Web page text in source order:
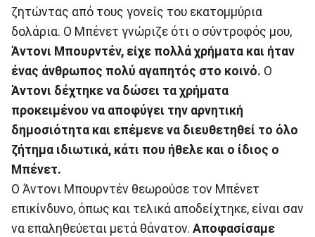
ζητώντας από τους γονείς του εκατομμύρια
δολάρια. Ο Μπένετ γνώριζε ότι ο σύντροφός μου,
Άντονι Μπουρντέν, είχε πολλά χρήματα και ήταν
ένας άνθρωπος πολύ αγαπητός στο κοινό. Ο
Άντονι δέχτηκε να δώσει τα χρήματα
προκειμένου να αποφύγει την αρνητική
δημοσιότητα και επέμενε να διευθετηθεί το όλο
ζήτημα ιδιωτικά, κάτι που ήθελε και ο ίδιος ο
Μπένετ.
Ο Άντονι Μπουρντέν θεωρούσε τον Μπένετ
επικίνδυνο, όπως και τελικά αποδείχτηκε, είναι σαν
να επαληθεύεται μετά θάνατον. Αποφασίσαμε